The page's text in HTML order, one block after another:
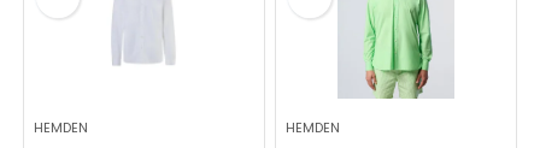
HEMDEN HEMDEN